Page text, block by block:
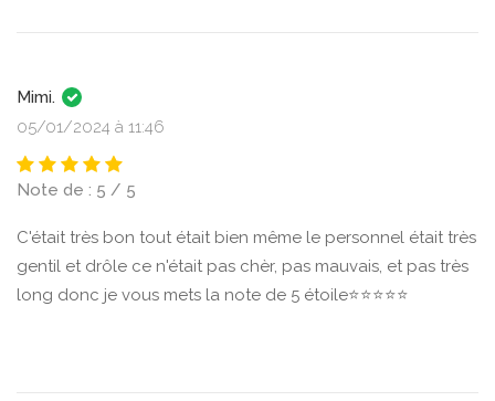
Mimi.
05/01/2024 à 11:46
Note de : 5 / 5
C'était très bon tout était bien même le personnel était très
gentil et drôle ce n'était pas chèr, pas mauvais, et pas très
long donc je vous mets la note de 5 étoile⭐⭐⭐⭐⭐